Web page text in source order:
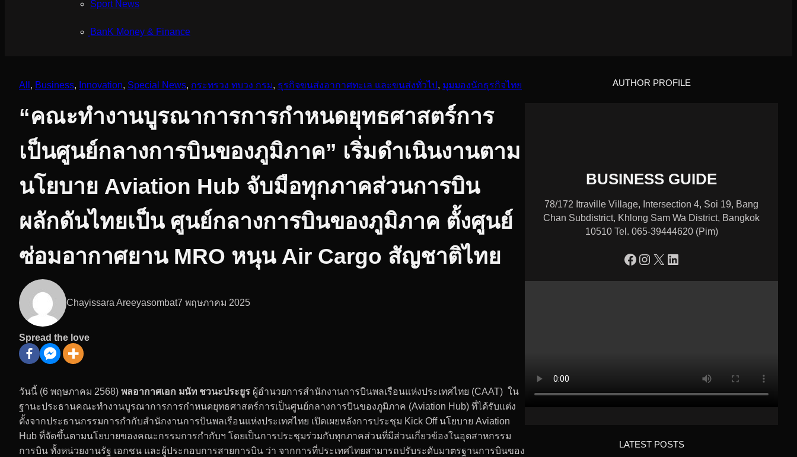
Sport News
ฺBanK Money & Finance
All , Business, Innovation, Special News, กระทรวง ทบวง กรม, ธุรกิจขนส่งอากาศทะเล และขนส่งทั่วไป, มุมมองนักธุรกิจไทย
“คณะทำงานบูรณาการการกำหนดยุทธศาสตร์การ
เป็นศูนย์กลางการบินของภูมิภาค” เริ่มดำเนินงานตาม
นโยบาย Aviation Hub จับมือทุกภาคส่วนการบิน
ผลักดันไทยเป็น ศูนย์กลางการบินของภูมิภาค ตั้งศูนย์
ซ่อมอากาศยาน MRO หนุน Air Cargo สัญชาติไทย
Chayissara Areeyasombat7 พฤษภาคม 2025
Spread the love
วันนี้ (6 พฤษภาคม 2568) พลอากาศเอก มนัท ชวนะประยูร ผู้อำนวยการสำนักงานการบินพลเรือนแห่งประเทศไทย (CAAT) ใน
ฐานะประธานคณะทำงานบูรณาการการกำหนดยุทธศาสตร์การเป็นศูนย์กลางการบินของภูมิภาค (Aviation Hub) ที่ได้รับแต่ง
ตั้งจากประธานกรรมการกำกับสำนักงานการบินพลเรือนแห่งประเทศไทย เปิดเผยหลังการประชุม Kick Off นโยบาย Aviation
Hub ที่จัดขึ้นตามนโยบายของคณะกรรมการกำกับฯ โดยเป็นการประชุมร่วมกับทุกภาคส่วนที่มีส่วนเกี่ยวข้องในอุตสาหกรรม
การบิน ทั้งหน่วยงานรัฐ เอกชน และผู้ประกอบการสายการบิน ว่า จากการที่ประเทศไทยสามารถปรับระดับมาตรฐานการบินของ
AUTHOR PROFILE
BUSINESS GUIDE
78/172 Itraville Village, Intersection 4, Soi 19, Bang
Chan Subdistrict, Khlong Sam Wa District, Bangkok
10510 Tel. 065-39444620 (Pim)
https://www.facebook.com/profile.php?id=100090086432719 Instagram X LinkedIn
LATEST POSTS